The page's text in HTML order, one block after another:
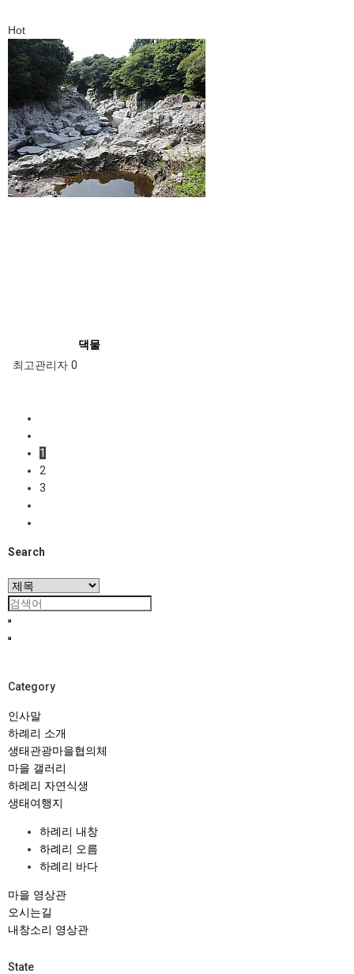
Hot
댁물
최고관리자 0
1
2
3
Search
Category
인사말
하례리 소개
생태관광마을협의체
마을 갤러리
하례리 자연식생
생태여행지
하례리 내창
하례리 오름
하례리 바다
마을 영상관
오시는길
내창소리 영상관
State